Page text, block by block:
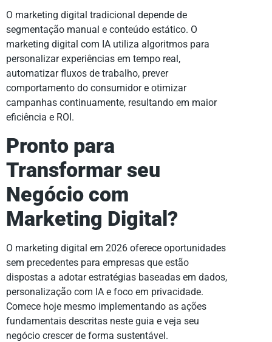
O marketing digital tradicional depende de
segmentação manual e conteúdo estático. O
marketing digital com IA utiliza algoritmos para
personalizar experiências em tempo real,
automatizar fluxos de trabalho, prever
comportamento do consumidor e otimizar
campanhas continuamente, resultando em maior
eficiência e ROI.
Pronto para
Transformar seu
Negócio com
Marketing Digital?
O marketing digital em 2026 oferece oportunidades
sem precedentes para empresas que estão
dispostas a adotar estratégias baseadas em dados,
personalização com IA e foco em privacidade.
Comece hoje mesmo implementando as ações
fundamentais descritas neste guia e veja seu
negócio crescer de forma sustentável.